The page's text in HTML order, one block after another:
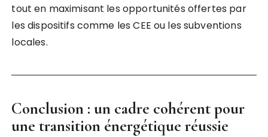
tout en maximisant les opportunités offertes par
les dispositifs comme les CEE ou les subventions
locales.
Conclusion : un cadre cohérent pour
une transition énergétique réussie